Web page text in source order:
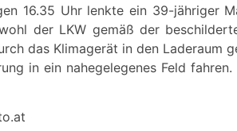
16.35 Uhr lenkte ein 39-jähriger
der LKW gemäß der
das Klimagerät in den
in ein nahegelegenes Feld